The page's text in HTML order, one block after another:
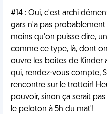
#14 : Oui, c'est archi
gars n'a pas
moins qu'on puisse dire,
comme ce type, là, dont
ouvre les boîtes de Kinder
qui, rendez-vous compte,
rencontre sur le trottoir!
pouvoir, sinon ça serait
le peloton à 5h du mat'!